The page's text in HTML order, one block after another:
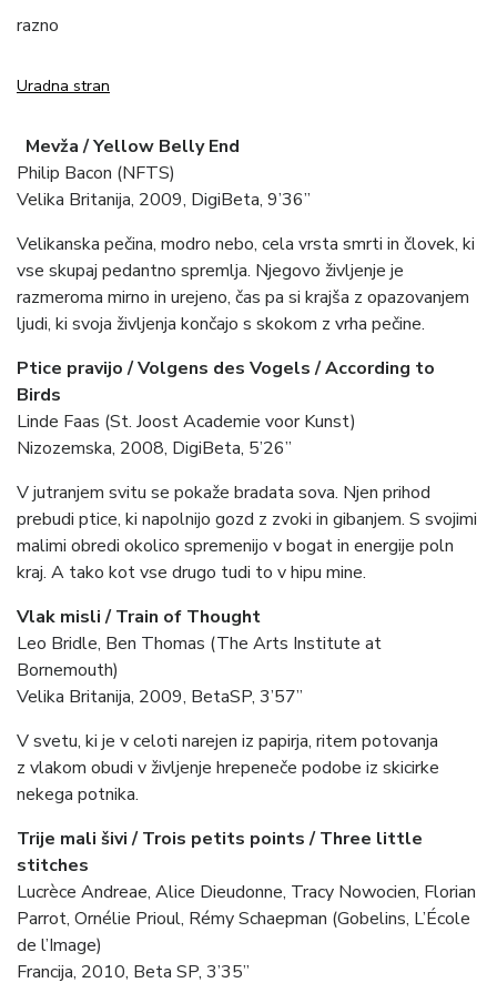
razno
Uradna stran
Mevža / Yellow Belly End
Philip Bacon (NFTS)
Velika Britanija, 2009, DigiBeta, 9’36”
Velikanska pečina, modro nebo, cela vrsta smrti in človek, ki
vse skupaj pedantno spremlja. Njegovo življenje je
razmeroma mirno in urejeno, čas pa si krajša z opazovanjem
ljudi, ki svoja življenja končajo s skokom z vrha pečine.
Ptice pravijo / Volgens des Vogels / According to
Birds
Linde Faas (St. Joost Academie voor Kunst)
Nizozemska, 2008, DigiBeta, 5’26”
V jutranjem svitu se pokaže bradata sova. Njen prihod
prebudi ptice, ki napolnijo gozd z zvoki in gibanjem. S svojimi
malimi obredi okolico spremenijo v bogat in energije poln
kraj. A tako kot vse drugo tudi to v hipu mine.
Vlak misli / Train of Thought
Leo Bridle, Ben Thomas (The Arts Institute at
Bornemouth)
Velika Britanija, 2009, BetaSP, 3’57”
V svetu, ki je v celoti narejen iz papirja, ritem potovanja
z vlakom obudi v življenje hrepeneče podobe iz skicirke
nekega potnika.
Trije mali šivi / Trois petits points / Three little
stitches
Lucrèce Andreae, Alice Dieudonne, Tracy Nowocien, Florian
Parrot, Ornélie Prioul, Rémy Schaepman (Gobelins, L’École
de l’Image)
Francija, 2010, Beta SP, 3’35”